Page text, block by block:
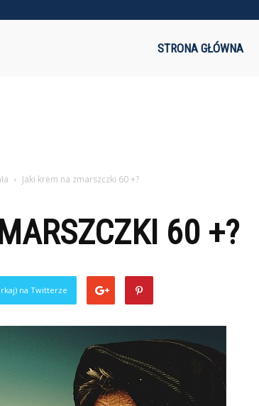
STRONA GŁÓWNA
Jaki krem na zmarszczki 60 +?
60 +?
na Twitterze